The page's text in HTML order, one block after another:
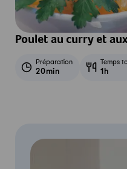
Poulet au curry et
Préparation
20min
Temps
1h